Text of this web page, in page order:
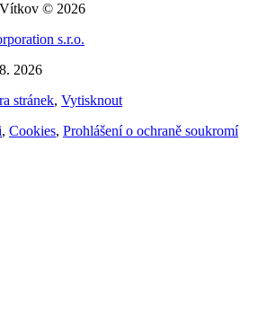
© 2026
s.r.o.
2026
stránek, Vytisknout
, Cookies, Prohlášení o ochraně soukromí